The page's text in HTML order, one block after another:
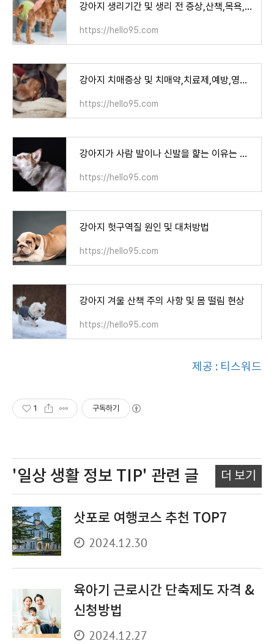
강아지 생리기간 및 생리 전 증상,산책,목욕,주기
https://hello95.com
강아지 치매증상 및 치매약,치료제,예방,영양제
https://hello95.com
강아지가 사람 발이나 신발을 햝는 이유는 무엇일까?
https://hello95.com
강아지 헛구역질 원인 및 대처방법
https://hello95.com
강아지 겨울 산책 주의 사항 및 몸 떨림 현상
https://hello95.com
제공 : 티스워드
1 구독하기
'일상 생활 정보 TIP' 관련 글 더 보기
삿포로 여행코스 추천 TOP7
2024.12.30
육아기 근로시간 단축제도 자격 &
신청방법
2024.12.27